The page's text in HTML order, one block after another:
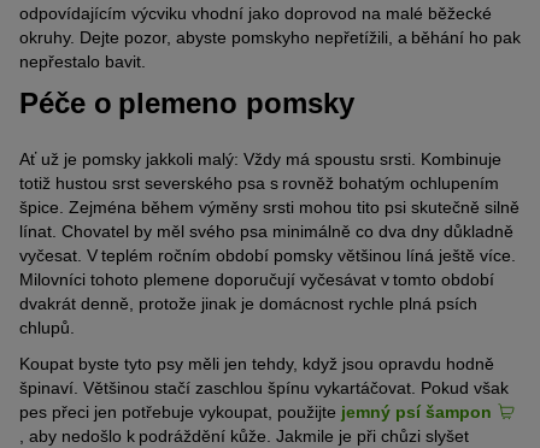
odpovídajícím výcviku vhodní jako doprovod na malé běžecké
okruhy. Dejte pozor, abyste pomskyho nepřetížili, a běhání ho pak
nepřestalo bavit.
Péče o plemeno pomsky
Ať už je pomsky jakkoli malý: Vždy má spoustu srsti. Kombinuje
totiž hustou srst severského psa s rovněž bohatým ochlupením
špice. Zejména během výměny srsti mohou tito psi skutečně silně
línat. Chovatel by měl svého psa minimálně co dva dny důkladně
vyčesat. V teplém ročním období pomsky většinou líná ještě více.
Milovníci tohoto plemene doporučují vyčesávat v tomto období
dvakrát denně, protože jinak je domácnost rychle plná psích
chlupů.
Koupat byste tyto psy měli jen tehdy, když jsou opravdu hodně
špinaví. Většinou stačí zaschlou špínu vykartáčovat. Pokud však
pes přeci jen potřebuje vykoupat, použijte jemný psí šampon
, aby nedošlo k podráždění kůže. Jakmile je při chůzi slyšet